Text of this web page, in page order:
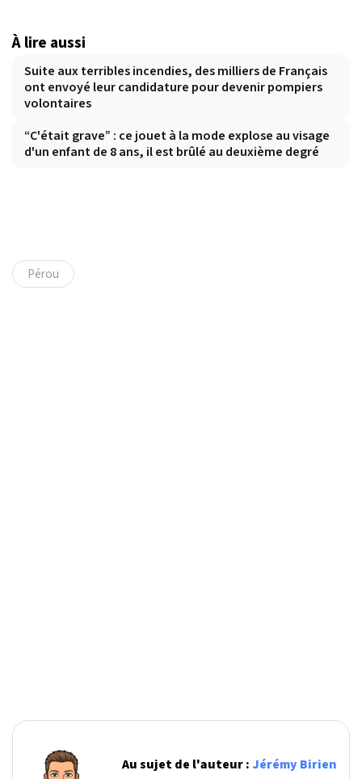
À lire aussi
Suite aux terribles incendies, des milliers de Français
ont envoyé leur candidature pour devenir pompiers
volontaires
“C'était grave” : ce jouet à la mode explose au visage
d'un enfant de 8 ans, il est brûlé au deuxième degré
Pérou
Au sujet de l'auteur : Jérémy Birien